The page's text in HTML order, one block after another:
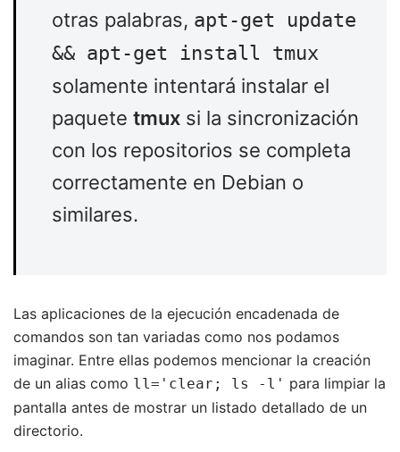
otras palabras, apt-get update
&& apt-get install tmux
solamente intentará instalar el
paquete tmux si la sincronización
con los repositorios se completa
correctamente en Debian o
similares.
Las aplicaciones de la ejecución encadenada de
comandos son tan variadas como nos podamos
imaginar. Entre ellas podemos mencionar la creación
de un alias como ll='clear; ls -l' para limpiar la
pantalla antes de mostrar un listado detallado de un
directorio.